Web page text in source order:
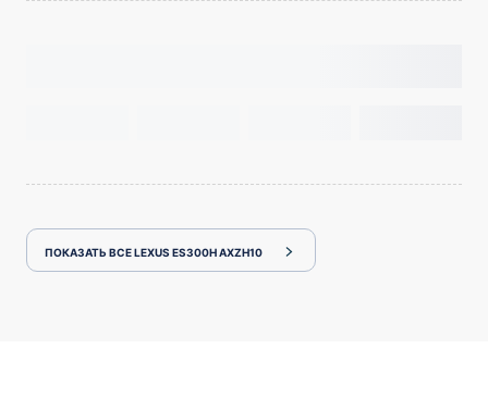
ПОКАЗАТЬ ВСЕ LEXUS ES300H AXZH10